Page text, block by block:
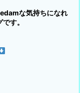
な気持ちになれ
す。